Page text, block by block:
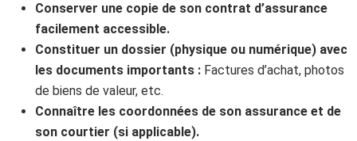
Conserver une copie de son contrat d’assurance
facilement accessible.
Constituer un dossier (physique ou numérique) avec
les documents importants : Factures d’achat, photos
de biens de valeur, etc.
Connaître les coordonnées de son assurance et de
son courtier (si applicable).